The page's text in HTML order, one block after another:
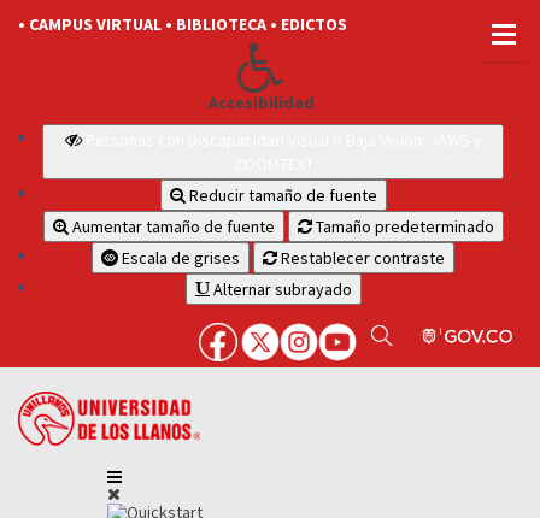
• CAMPUS VIRTUAL • BIBLIOTECA • EDICTOS
Accesibilidad
Reducir tamaño de fuente
Aumentar tamaño de fuente
Tamaño predeterminado
Escala de grises
Restablecer contraste
Alternar subrayado